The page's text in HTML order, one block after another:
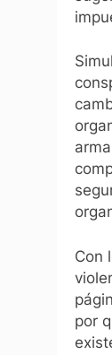
Con
por